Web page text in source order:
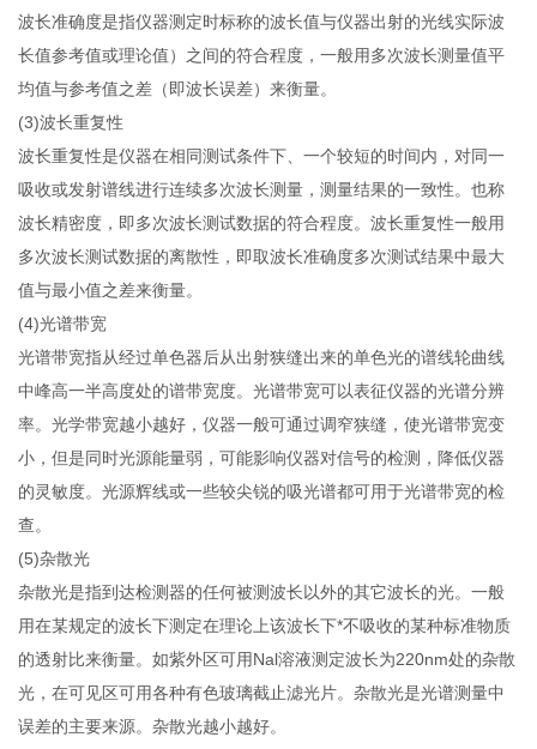
波长准确度是指仪器测定时标称的波长值与仪器出射的光线实际波
长值参考值或理论值）之间的符合程度，一般用多次波长测量值平
均值与参考值之差（即波长误差）来衡量。
(3)波长重复性
波长重复性是仪器在相同测试条件下、一个较短的时间内，对同一
吸收或发射谱线进行连续多次波长测量，测量结果的一致性。也称
波长精密度，即多次波长测试数据的符合程度。波长重复性一般用
多次波长测试数据的离散性，即取波长准确度多次测试结果中最大
值与最小值之差来衡量。
(4)光谱带宽
光谱带宽指从经过单色器后从出射狭缝出来的单色光的谱线轮曲线
中峰高一半高度处的谱带宽度。光谱带宽可以表征仪器的光谱分辨
率。光学带宽越小越好，仪器一般可通过调窄狭缝，使光谱带宽变
小，但是同时光源能量弱，可能影响仪器对信号的检测，降低仪器
的灵敏度。光源辉线或一些较尖锐的吸光谱都可用于光谱带宽的检
查。
(5)杂散光
杂散光是指到达检测器的任何被测波长以外的其它波长的光。一般
用在某规定的波长下测定在理论上该波长下*不吸收的某种标准物质
的透射比来衡量。如紫外区可用Nal溶液测定波长为220nm处的杂散
光，在可见区可用各种有色玻璃截止滤光片。杂散光是光谱测量中
误差的主要来源。杂散光越小越好。